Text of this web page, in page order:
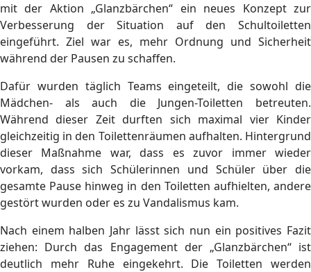
mit der Aktion „Glanzbärchen“ ein neues Konzept zur
Verbesserung der Situation auf den Schultoiletten
eingeführt. Ziel war es, mehr Ordnung und Sicherheit
während der Pausen zu schaffen.
Dafür wurden täglich Teams eingeteilt, die sowohl die
Mädchen- als auch die Jungen-Toiletten betreuten.
Während dieser Zeit durften sich maximal vier Kinder
gleichzeitig in den Toilettenräumen aufhalten. Hintergrund
dieser Maßnahme war, dass es zuvor immer wieder
vorkam, dass sich Schülerinnen und Schüler über die
gesamte Pause hinweg in den Toiletten aufhielten, andere
gestört wurden oder es zu Vandalismus kam.
Nach einem halben Jahr lässt sich nun ein positives Fazit
ziehen: Durch das Engagement der „Glanzbärchen“ ist
deutlich mehr Ruhe eingekehrt. Die Toiletten werden